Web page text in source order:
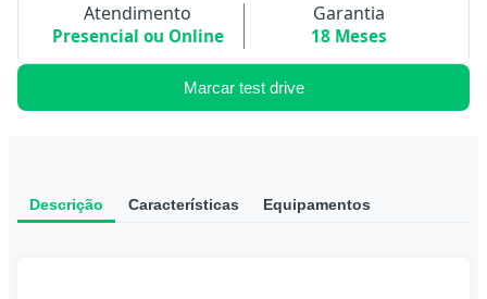
Atendimento
Presencial ou Online
Garantia
18 Meses
Marcar test drive
Descrição Características Equipamentos